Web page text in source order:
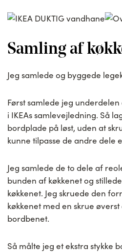
Samling af
Jeg samlede og byggede
Først samlede jeg
i IKEAs samlevejledning. Så
bordplade på løst, uden at
kunne tilpasse de andre dele
Jeg samlede de to dele af
bunden af køkkenet og
køkkenet. Jeg skruede den
køkkenet med en skrue
bordbenet.
Så målte jeg et ekstra stykke